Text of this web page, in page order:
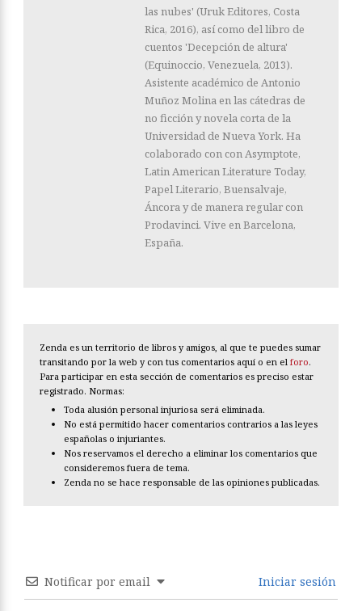
las nubes' (Uruk Editores, Costa
Rica, 2016), así como del libro de
cuentos 'Decepción de altura'
(Equinoccio, Venezuela, 2013).
Asistente académico de Antonio
Muñoz Molina en las cátedras de
no ficción y novela corta de la
Universidad de Nueva York. Ha
colaborado con con Asymptote,
Latin American Literature Today,
Papel Literario, Buensalvaje,
Áncora y de manera regular con
Prodavinci. Vive en Barcelona,
España.
Zenda es un territorio de libros y amigos, al que te puedes sumar
transitando por la web y con tus comentarios aquí o en el foro.
Para participar en esta sección de comentarios es preciso estar
registrado. Normas:
Toda alusión personal injuriosa será eliminada.
No está permitido hacer comentarios contrarios a las leyes
españolas o injuriantes.
Nos reservamos el derecho a eliminar los comentarios que
consideremos fuera de tema.
Zenda no se hace responsable de las opiniones publicadas.
Notificar por email Iniciar sesión